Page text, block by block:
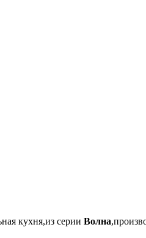
кухня,из серии Волна